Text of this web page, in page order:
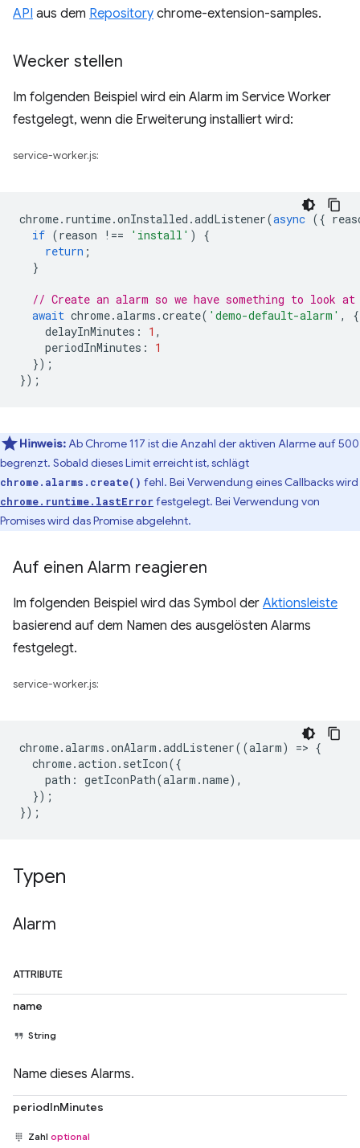
API aus dem Repository chrome-extension-samples.
Wecker stellen
Im folgenden Beispiel wird ein Alarm im Service Worker
festgelegt, wenn die Erweiterung installiert wird:
service-worker.js:
chrome. runtime.onInstalled .addListener(async ({
if (reason !== 'install' )
{
return ;
}
// Create an alarm so we have something to look at
await chrome.alarms .create( 'demo-default-alarm' ,
{
delayInMinutes : 1 ,
periodInMinutes :
1
});
});
Hinweis:Ab Chrome 117 ist die Anzahl der aktiven Alarme auf 500
begrenzt. Sobald dieses Limit erreicht ist, schlägt
chrome.alarms.create() fehl. Bei Verwendung eines Callbacks wird
chrome.runtime.lastError festgelegt. Bei Verwendung von
Promises wird das Promise abgelehnt.
Auf einen Alarm reagieren
Im folgenden Beispiel wird das Symbol der Aktionsleiste
basierend auf dem Namen des ausgelösten Alarms
festgelegt.
service-worker.js:
chrome.alarms .onAlarm .addListener((alarm) => {
chrome.action . setIcon({
path : getIconPath(alarm .name),
});
});
Typen
Alarm
ATTRIBUTE
name
String
Name dieses Alarms.
periodInMinutes
Zahl optional